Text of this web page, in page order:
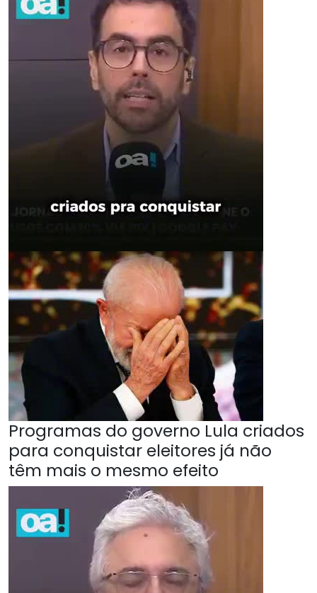
Programas do governo Lula criados
para conquistar eleitores já não
têm mais o mesmo efeito